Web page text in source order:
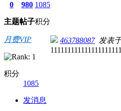
0
主题
980
帖子
1085
积分
月费VIP
积分
1085
发消息
463788087发表于